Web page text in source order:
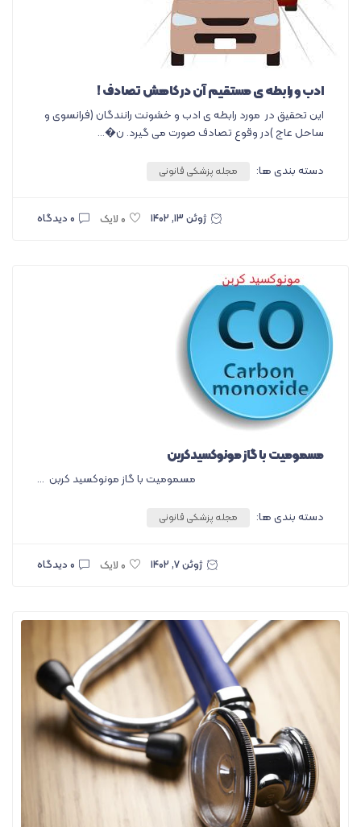
ادب و رابطه ی مستقیم آن در کاهش تصادف !
این تحقیق در مورد رابطه ی ادب و خشونت رانندگان (فرانسوی و
ساحل عاج )در وقوع تصادف صورت می گیرد. ن�...
دسته بندی ها: مجله پزشکی قانونی
ژوئن ۱۳, ۱۴۰۲ ۰ دیدگاه
مسمومیت با گاز مونوکسیدکربن
مسمومیت با گاز مونوکسید کربن ...
دسته بندی ها: مجله پزشکی قانونی
ژوئن ۷, ۱۴۰۲ ۰ دیدگاه